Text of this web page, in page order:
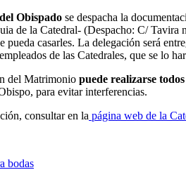
Obispado se despacha la
de la Catedral- (Despacho: C/ Tavira
pueda casarles. La delegación será
de las Catedrales, que se lo
del Matrimonio puede realizarse
para evitar interferencias.
consultar en la página web de la
bodas